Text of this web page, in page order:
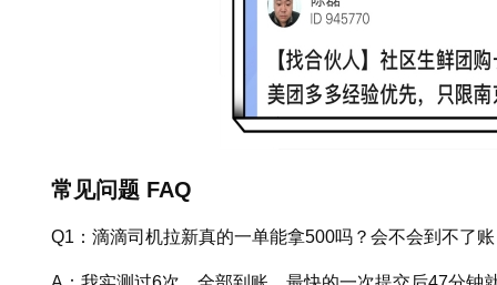
常见问题 FAQ
Q1：滴滴司机拉新真的一单能拿500吗？会不会到不了